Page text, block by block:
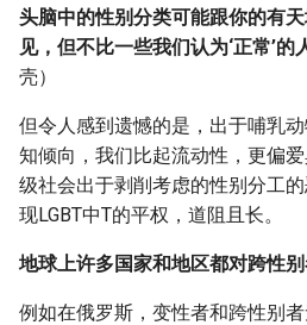
头脑中的性别分类可能跟你的有
见，但不比一些我们认为‘正常’的
壳）
但令人感到遗憾的是，出于哺乳
知倾向，我们比起流动性，更偏
级社会出于剥削考虑的性别分工
现LGBT中T的平权，道阻且长。
地球上许多国家和地区都对跨性别
例如在俄罗斯，变性者和跨性别